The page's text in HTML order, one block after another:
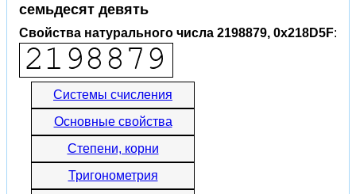
семьдесят девять
Свойства натурального числа 2198879, 0x218D5F:
Системы счисления
Основные свойства
Степени, корни
Тригонометрия